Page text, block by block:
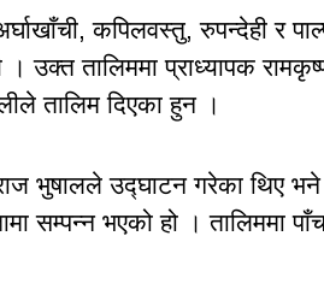
कपिलवस्तु, रुपन्देही र
उक्त तालिममा प्राध्यापक
तालिम दिएका हुन ।
भुषालले उद्घाटन गरेका थिए
सम्पन्न भएको हो । तालिममा